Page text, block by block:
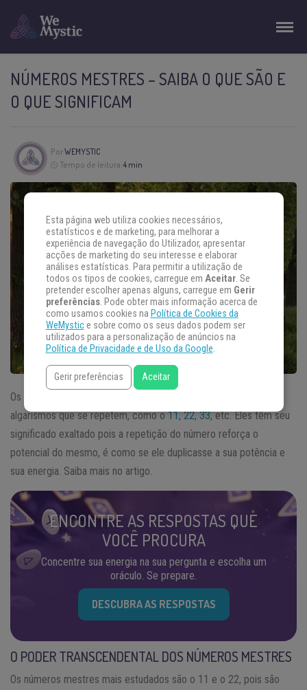
NÚMEROS MESTRES – SAIBA O QUE SÃO E
O QUE SIGNIFICAM
PorWEMYSTIC
Tempo de leitura:4 min
Os números mestres são aqueles números formados por dois
algarismos que se repetem, como o11,22,33, etc. Eles têm seu
significado exaltado pois a repetição do número reforça o
potencial do mesmo, é como se ele duplicasse a sua potência e
sua energia. Saiba mais no artigo.
ENCONTRE AS RESPOSTAS QUE
VOCÊ PROCURA
Concentre sua energia na sua pergunta e escolha um
oráculo. Se prepare.
DESCUBRA AS RESPOSTAS
O PODER TRANSCENDENTAL DOS NÚMEROS MESTRES
Os números mestres mais estudados são o 11 e o 22, pois são
Esta página web utiliza cookies necessários,
estatísticos e de marketing, para melhorar a
experiência de navegação do Utilizador, apresentar
acções de marketing do seu interesse e elaborar
análises estatísticas. Para permitir a utilização de
todos os tipos de cookies, carregue em Aceitar. Se
pretender escolher apenas alguns, carregue em Gerir
preferências. Pode obter mais informação acerca de
como usamos cookies na Política de Cookies da
WeMystice sobre como os seus dados podem ser
utilizados para a personalização de anúncios na
Política de Privacidade e de Uso da Google.
Gerir preferências Aceitar